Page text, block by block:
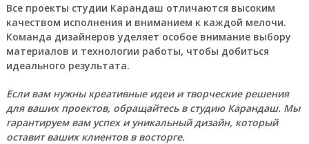
Все проекты студии Карандаш отличаются высоким
качеством исполнения и вниманием к каждой мелочи.
Команда дизайнеров уделяет особое внимание выбору
материалов и технологии работы, чтобы добиться
идеального результата.
Если вам нужны креативные идеи и творческие решения
для ваших проектов, обращайтесь в студию Карандаш. Мы
гарантируем вам успех и уникальный дизайн, который
оставит ваших клиентов в восторге.